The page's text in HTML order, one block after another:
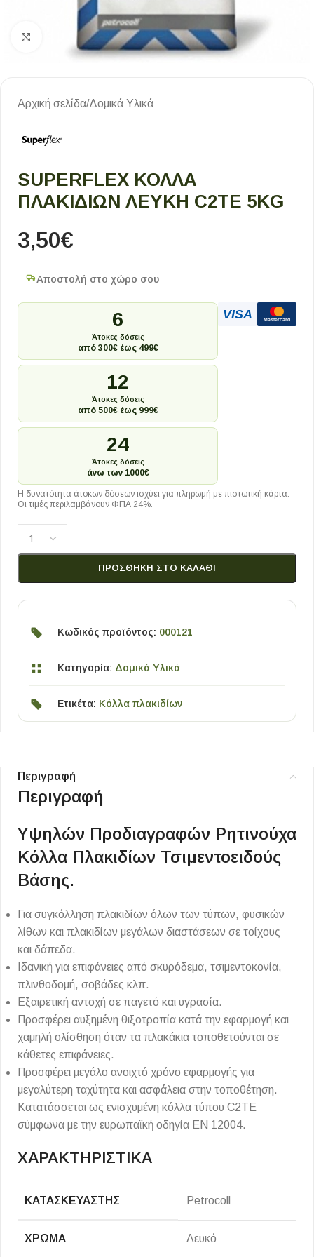
Κλικ για μεγέθυνση
Αρχική σελίδα/Δομικά Υλικά
SUPERFLEX ΚΟΛΛΑ
ΠΛΑΚΙΔΙΩΝ ΛΕΥΚΗ C2ΤE 5KG
3,50€
Αποστολή στο χώρο σου
6
Άτοκες δόσεις
από 300€ έως 499€
12
Άτοκες δόσεις
από 500€ έως 999€
24
Άτοκες δόσεις
άνω των 1000€
VISA Mastercard
Η δυνατότητα άτοκων δόσεων ισχύει για πληρωμή με πιστωτική κάρτα.
Οι τιμές περιλαμβάνουν ΦΠΑ 24%.
ΠΡΟΣΘΉΚΗ ΣΤΟ ΚΑΛΆΘΙ
Κωδικός προϊόντος: 000121
Κατηγορία: Δομικά Υλικά
Ετικέτα: Κόλλα πλακιδίων
Περιγραφή
Περιγραφή
Υψηλών Προδιαγραφών Ρητινούχα
Κόλλα Πλακιδίων Τσιμεντοειδούς
Βάσης.
Για συγκόλληση πλακιδίων όλων των τύπων, φυσικών
λίθων και πλακιδίων μεγάλων διαστάσεων σε τοίχους
και δάπεδα.
Ιδανική για επιφάνειες από σκυρόδεμα, τσιμεντοκονία,
πλινθοδομή, σοβάδες κλπ.
Εξαιρετική αντοχή σε παγετό και υγρασία.
Προσφέρει αυξημένη θιξοτροπία κατά την εφαρμογή και
χαμηλή ολίσθηση όταν τα πλακάκια τοποθετούνται σε
κάθετες επιφάνειες.
Προσφέρει μεγάλο ανοιχτό χρόνο εφαρμογής για
μεγαλύτερη ταχύτητα και ασφάλεια στην τοποθέτηση.
Κατατάσσεται ως ενισχυμένη κόλλα τύπου C2ΤE
σύμφωνα με την ευρωπαϊκή οδηγία EN 12004.
ΧΑΡΑΚΤΗΡΙΣΤΙΚΑ
ΚΑΤΑΣΚΕΥΑΣΤΉΣ Petrocoll
ΧΡΏΜΑ Λευκό